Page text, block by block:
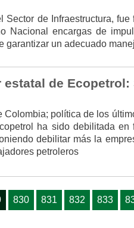
Sector de Infraestructura,
Nacional encargas de
garantizar un adecuado
de Ecopetrol:
Colombia; política de los
ha sido debilitada en
debilitar más la
petroleros
830 831 832 833